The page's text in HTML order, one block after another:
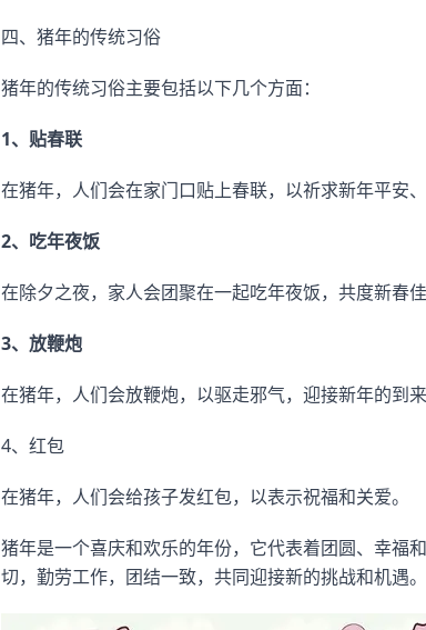
四、猪年的传统习俗
猪年的传统习俗主要包括以下几个方面：
1、贴春联
在猪年，人们会在家门口贴上春联，以祈求新年平安、
2、吃年夜饭
在除夕之夜，家人会团聚在一起吃年夜饭，共度新春佳
3、放鞭炮
在猪年，人们会放鞭炮，以驱走邪气，迎接新年的到来
4、红包
在猪年，人们会给孩子发红包，以表示祝福和关爱。
猪年是一个喜庆和欢乐的年份，它代表着团圆、幸福
切，勤劳工作，团结一致，共同迎接新的挑战和机遇。